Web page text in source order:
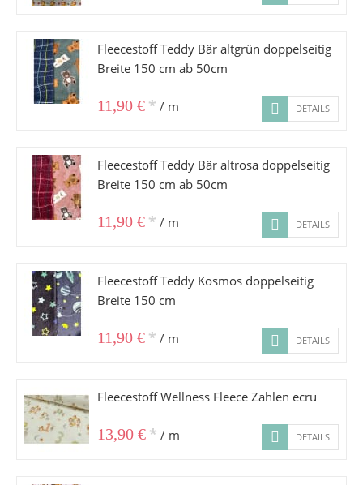
Fleecestoff Teddy Bär altgrün doppelseitig
Breite 150 cm ab 50cm
11,90 € * / m DETAILS
Fleecestoff Teddy Bär altrosa doppelseitig
Breite 150 cm ab 50cm
11,90 € * / m DETAILS
Fleecestoff Teddy Kosmos doppelseitig
Breite 150 cm
11,90 € * / m DETAILS
Fleecestoff Wellness Fleece Zahlen ecru
13,90 € * / m DETAILS